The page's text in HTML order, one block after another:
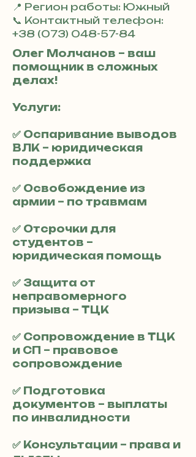
📍 Регион работы: Южный
📞 Контактный телефон:
+38 (073) 048-57-84
Олег Молчанов – ваш
помощник в сложных
делах!
Услуги:
✅ Оспаривание выводов
ВЛК – юридическая
поддержка
✅ Освобождение из
армии – по травмам
✅ Отсрочки для
студентов –
юридическая помощь
✅ Защита от
неправомерного
призыва – ТЦК
✅ Сопровождение в ТЦК
и СП – правовое
сопровождение
✅ Подготовка
документов – выплаты
по инвалидности
✅ Консультации – права и